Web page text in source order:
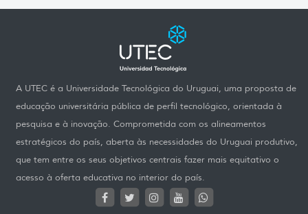
A UTEC é a Universidade Tecnológica do Uruguai, uma proposta de
educação universitária pública de perfil tecnológico, orientada à
pesquisa e à inovação. Comprometida com os alineamentos
estratégicos do país, aberta às necessidades do Uruguai produtivo,
que tem entre os seus objetivos centrais fazer mais equitativo o
acesso à oferta educativa no interior do país.